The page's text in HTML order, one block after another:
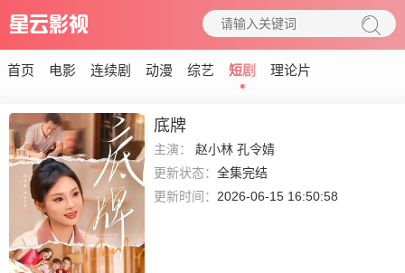
首页 电影 连续剧 动漫 综艺 短剧 理论片
底牌
主演： 赵小林 孔令婧
更新状态： 全集完结
更新时间： 2026-06-15 16:50:58